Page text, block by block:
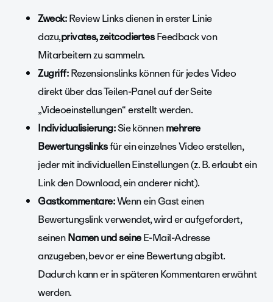
Zweck:Review Links dienen in erster Linie
dazu,privates, zeitcodiertesFeedback von
Mitarbeitern zu sammeln.
Zugriff:Rezensionslinks können für jedes Video
direkt über dasTeilen-Panel auf der Seite
„Videoeinstellungen“ erstellt werden.
Individualisierung:Sie könnenmehrere
Bewertungslinksfür ein einzelnes Video erstellen,
jeder mit individuellen Einstellungen (z. B. erlaubt ein
Link den Download, ein anderer nicht).
Gastkommentare:Wenn ein Gast einen
Bewertungslink verwendet, wird er aufgefordert,
seinenNamen und seineE-Mail-Adresse
anzugeben, bevor er eine Bewertung abgibt.
Dadurch kann er in späteren Kommentaren erwähnt
werden.